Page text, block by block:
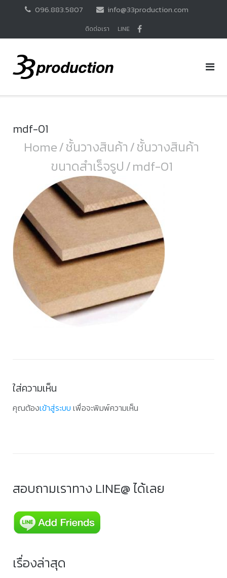
096.883.5807 info@33production.com
ติดต่อเรา LINE
mdf-01
Home/ชั้นวางสินค้า/ชั้นวางสินค้า
ขนาดสำเร็จรูป/mdf-01
ใส่ความเห็น
คุณต้องเข้าสู่ระบบ เพื่อจะพิมพ์ความเห็น
สอบถามเราทาง LINE@ ได้เลย
เรื่องล่าสุด